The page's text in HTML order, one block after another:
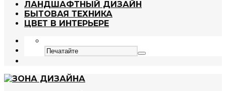
ЛАНДШАФТНЫЙ ДИЗАЙН
БЫТОВАЯ ТЕХНИКА
ЦВЕТ В ИНТЕРЬЕРЕ